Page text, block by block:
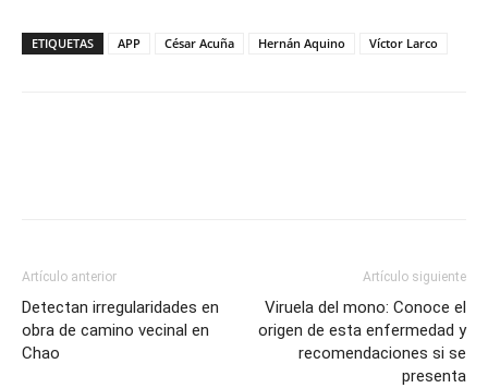
ETIQUETAS APP César Acuña Hernán Aquino Víctor Larco
Artículo anterior
Detectan irregularidades en
obra de camino vecinal en
Chao
Artículo siguiente
Viruela del mono: Conoce el
origen de esta enfermedad y
recomendaciones si se
presenta